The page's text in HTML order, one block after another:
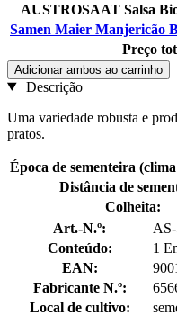
AUSTROSAAT Salsa
Samen Maier Manjericão
Preço
Adicionar ambos ao carrinho
Descrição
Uma variedade robusta e
pratos.
Época de sementeira
Distância de
Colheita:
Art.-N.º:
Conteúdo:
1
EAN:
Fabricante N.º:
Local de cultivo: